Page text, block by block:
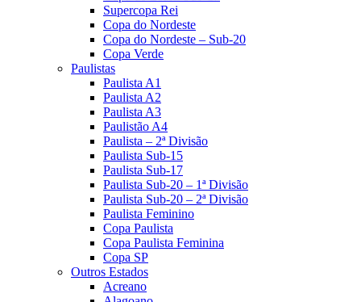
Supercopa Rei
Copa do Nordeste
Copa do Nordeste – Sub-20
Copa Verde
Paulistas
Paulista A1
Paulista A2
Paulista A3
Paulistão A4
Paulista – 2ª Divisão
Paulista Sub-15
Paulista Sub-17
Paulista Sub-20 – 1ª Divisão
Paulista Sub-20 – 2ª Divisão
Paulista Feminino
Copa Paulista
Copa Paulista Feminina
Copa SP
Outros Estados
Acreano